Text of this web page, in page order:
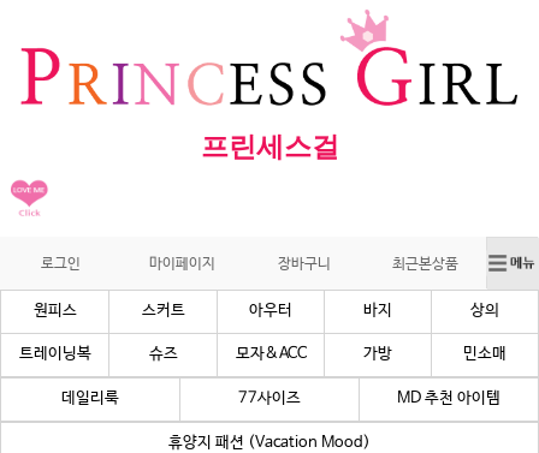
프린세스걸
로그인 마이페이지 장바구니 최근본상품
원피스 스커트 아우터 바지 상의
트레이닝복 슈즈 모자&ACC 가방 민소매
데일리룩 77사이즈 MD 추천 아이템
휴양지 패션 (Vacation Mood)